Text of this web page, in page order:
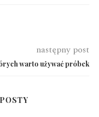
następny post
warto używać próbek